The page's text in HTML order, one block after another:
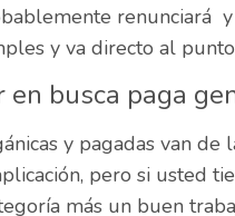
renunciará
y va directo al
en busca paga
y pagadas van
pero si usted
más un buen